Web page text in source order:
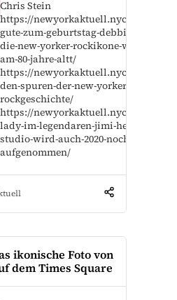
Chris Stein
https://newyorkaktuell.nyc/alles-
gute-zum-geburtstag-debbie-harry-
die-new-yorker-rockikone-wurde-
am-80-jahre-altt/
https://newyorkaktuell.nyc/auf-
den-spuren-der-new-yorker-
rockgeschichte/
https://newyorkaktuell.nyc/electric-
lady-im-legendaren-jimi-hendrix-
studio-wird-auch-2020-noch-musik-
aufgenommen/
ikonische Foto von
dem Times Square